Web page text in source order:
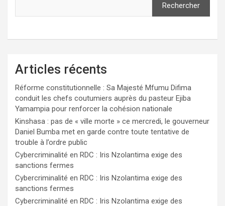
Rechercher
Articles récents
Réforme constitutionnelle : Sa Majesté Mfumu Difima
conduit les chefs coutumiers auprès du pasteur Ejiba
Yamampia pour renforcer la cohésion nationale
Kinshasa : pas de « ville morte » ce mercredi, le gouverneur
Daniel Bumba met en garde contre toute tentative de
trouble à l’ordre public
Cybercriminalité en RDC : Iris Nzolantima exige des
sanctions fermes
Cybercriminalité en RDC : Iris Nzolantima exige des
sanctions fermes
Cybercriminalité en RDC : Iris Nzolantima exige des